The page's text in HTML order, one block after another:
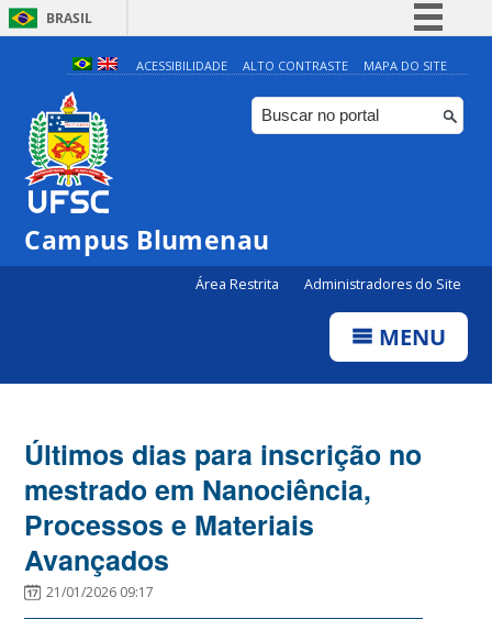
BRASIL
Simplifique!
Comunica BR
Participe
ACESSIBILIDADE ALTO CONTRASTE MAPA DO SITE
Campus Blumenau
Área Restrita Administradores do Site
MENU
Últimos dias para inscrição no
mestrado em Nanociência,
Processos e Materiais
Avançados
21/01/2026 09:17